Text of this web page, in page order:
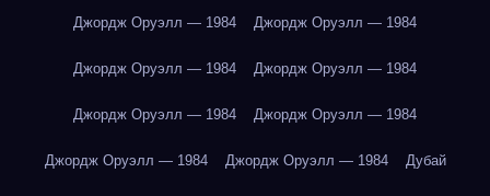
Джордж Оруэлл — 1984 Джордж Оруэлл — 1984
Джордж Оруэлл — 1984 Джордж Оруэлл — 1984
Джордж Оруэлл — 1984 Джордж Оруэлл — 1984
Джордж Оруэлл — 1984 Джордж Оруэлл — 1984 Дубай